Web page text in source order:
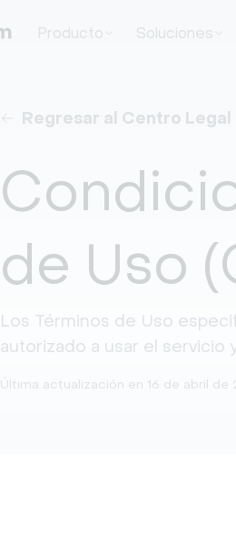
Producto Soluciones
Regresar al Centro
de Uso
Los Términos de Uso
autorizado a usar el servicio
Última actualización en 16 de abril de